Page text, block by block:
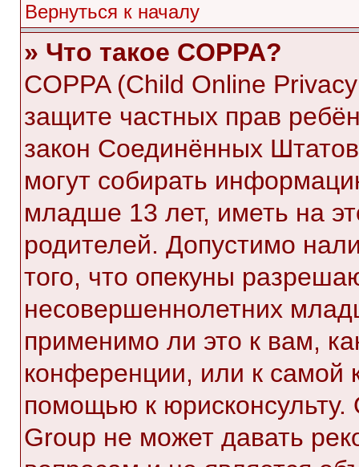
Вернуться к началу
» Что такое COPPA?
COPPA (Child Online
защите частных прав
закон Соединённых
могут собирать
младше 13 лет, иметь на
родителей. Допустимо
того, что опекуны
несовершеннолетних
применимо ли это к вам,
конференции, или к самой
помощью к
Group не может давать